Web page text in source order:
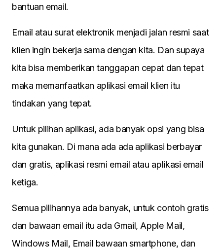
bantuan email.
Email atau surat elektronik menjadi jalan resmi saat
klien ingin bekerja sama dengan kita. Dan supaya
kita bisa memberikan tanggapan cepat dan tepat
maka memanfaatkan aplikasi email klien itu
tindakan yang tepat.
Untuk pilihan aplikasi, ada banyak opsi yang bisa
kita gunakan. Di mana ada ada aplikasi berbayar
dan gratis, aplikasi resmi email atau aplikasi email
ketiga.
Semua pilihannya ada banyak, untuk contoh gratis
dan bawaan email itu ada Gmail, Apple Mail,
Windows Mail, Email bawaan smartphone, dan